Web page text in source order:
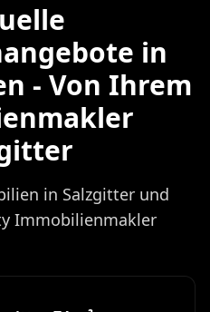
in
- Von Ihrem
in Salzgitter und
Immobilienmakler